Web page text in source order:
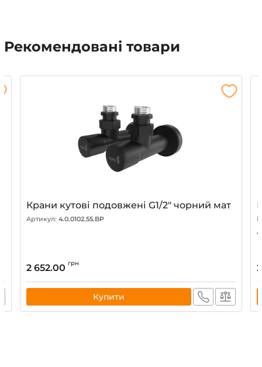
Рекомендовані товари
Крани кутові подовжені G1/2″ чорний мат
Артикул: 4.0.0102.55.BP
2 652.00 грн
Купити